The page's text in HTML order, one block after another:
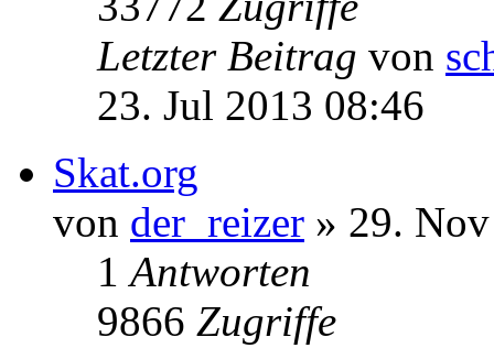
vonder_reizer» 12. Dez
9Antworten
Letzter Beitrag
23. Jul 2013 08:46